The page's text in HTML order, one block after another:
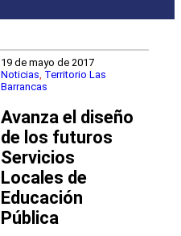
19 de mayo de 2017
Noticias Territorio Las
Barrancas
Avanza el diseño
de los futuros
Servicios
Locales de
Educación
Pública